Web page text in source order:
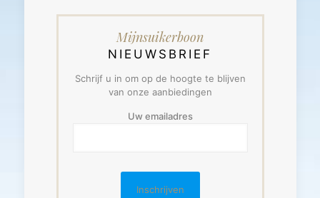
Mijnsuikerboon
NIEUWSBRIEF
Schrijf u in om op de hoogte te blijven
van onze aanbiedingen
Uw emailadres